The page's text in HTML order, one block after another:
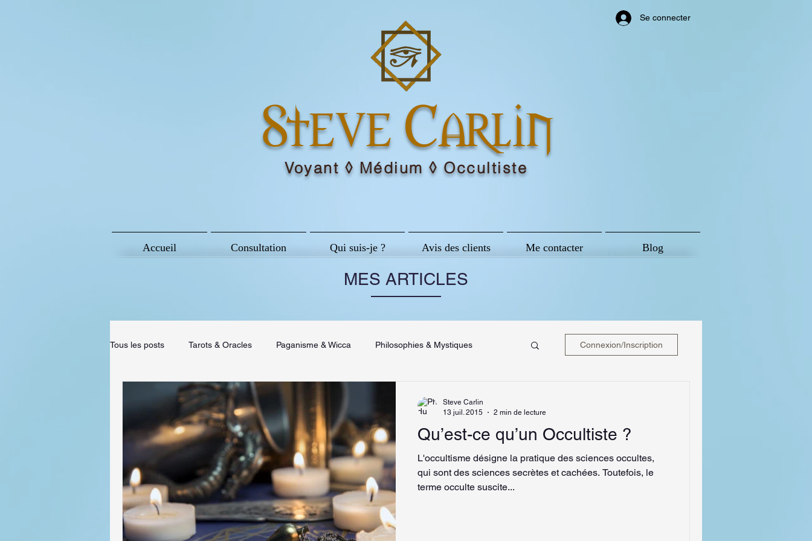
Steve Carlin
Se connecter
Voyant ◊ Médium ◊ Occultiste
Accueil Consultation Qui suis-je ? Avis des clients Me contacter Blog
MES ARTICLES
Tous les posts Tarots & Oracles Paganisme & Wicca Philosophies & Mystiques
Ésotérisme & Occultisme
Restons critique (chroniques de liv Commencer Votre communauté Médiumnité
Évènements
Connexion/Inscription
Qu’est-ce qu’un Occultiste ?
L'occultisme désigne la pratique des sciences occultes,
qui sont des sciences secrètes et cachées. Toutefois, le
terme occulte suscite...
Steve Carlin
13 juil. 2015
2 min de lecture